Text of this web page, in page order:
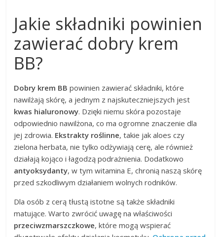
Jakie składniki powinien
zawierać dobry krem
BB?
Dobry krem BB powinien zawierać składniki, które
nawilżają skórę, a jednym z najskuteczniejszych jest
kwas hialuronowy. Dzięki niemu skóra pozostaje
odpowiednio nawilżona, co ma ogromne znaczenie dla
jej zdrowia. Ekstrakty roślinne, takie jak aloes czy
zielona herbata, nie tylko odżywiają cerę, ale również
działają kojąco i łagodzą podrażnienia. Dodatkowo
antyoksydanty, w tym witamina E, chronią naszą skórę
przed szkodliwym działaniem wolnych rodników.
Dla osób z cerą tłustą istotne są także składniki
matujące. Warto zwrócić uwagę na właściwości
przeciwzmarszczkowe, które mogą wspierać